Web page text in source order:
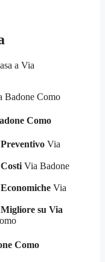
Badone Como
Como
Via
Via Badone
Via
su Via
Como